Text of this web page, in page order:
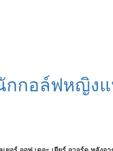
กกอล์ฟหญิง